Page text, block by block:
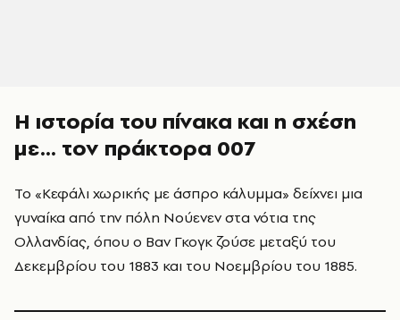
Η ιστορία του πίνακα και η σχέση
με… τον πράκτορα 007
Το «Κεφάλι χωρικής με άσπρο κάλυμμα» δείχνει μια
γυναίκα από την πόλη Νούενεν στα νότια της
Ολλανδίας, όπου ο Βαν Γκογκ ζούσε μεταξύ του
Δεκεμβρίου του 1883 και του Νοεμβρίου του 1885.